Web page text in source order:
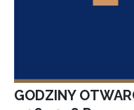
GODZINY